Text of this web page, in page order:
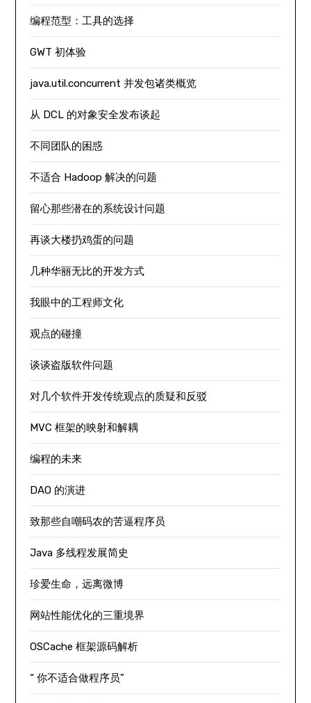
编程范型：工具的选择
GWT 初体验
java.util.concurrent 并发包诸类概览
从 DCL 的对象安全发布谈起
不同团队的困惑
不适合 Hadoop 解决的问题
留心那些潜在的系统设计问题
再谈大楼扔鸡蛋的问题
几种华丽无比的开发方式
我眼中的工程师文化
观点的碰撞
谈谈盗版软件问题
对几个软件开发传统观点的质疑和反驳
MVC 框架的映射和解耦
编程的未来
DAO 的演进
致那些自嘲码农的苦逼程序员
Java 多线程发展简史
珍爱生命，远离微博
网站性能优化的三重境界
OSCache 框架源码解析
“ 你不适合做程序员”